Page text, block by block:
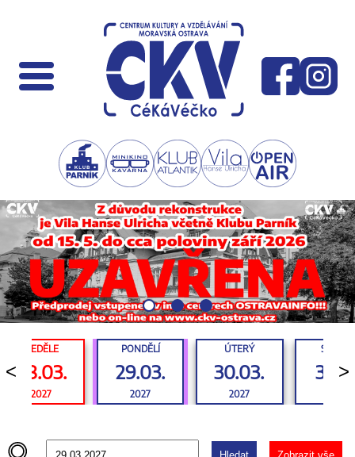
<
NEDĚLE
28.03.
2027
PONDĚLÍ
29.03.
2027
ÚTERÝ
30.03.
2027
>